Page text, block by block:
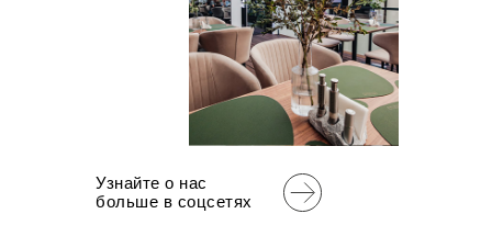
Узнайте о нас
больше в соцсетях